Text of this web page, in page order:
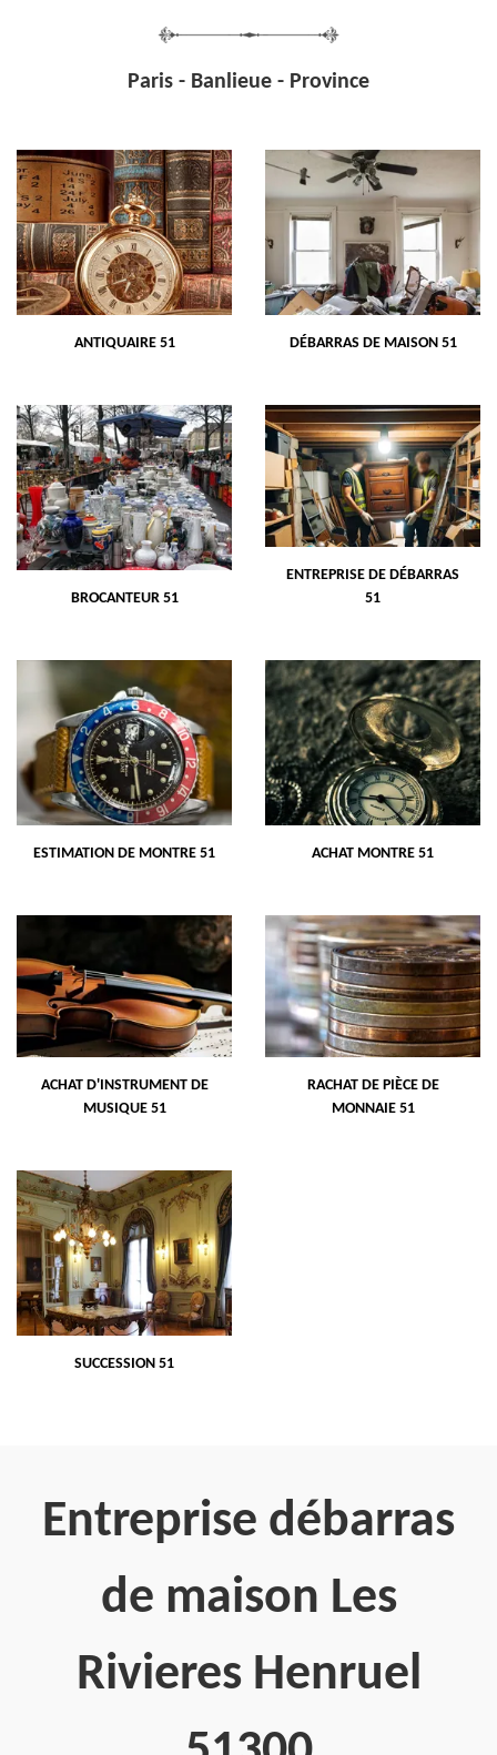
Paris - Banlieue - Province
ANTIQUAIRE 51 DÉBARRAS DE MAISON 51
BROCANTEUR 51
ENTREPRISE DE DÉBARRAS
51
ESTIMATION DE MONTRE 51 ACHAT MONTRE 51
ACHAT D'INSTRUMENT DE
MUSIQUE 51
RACHAT DE PIÈCE DE
MONNAIE 51
SUCCESSION 51
Entreprise débarras
de maison Les
Rivieres Henruel